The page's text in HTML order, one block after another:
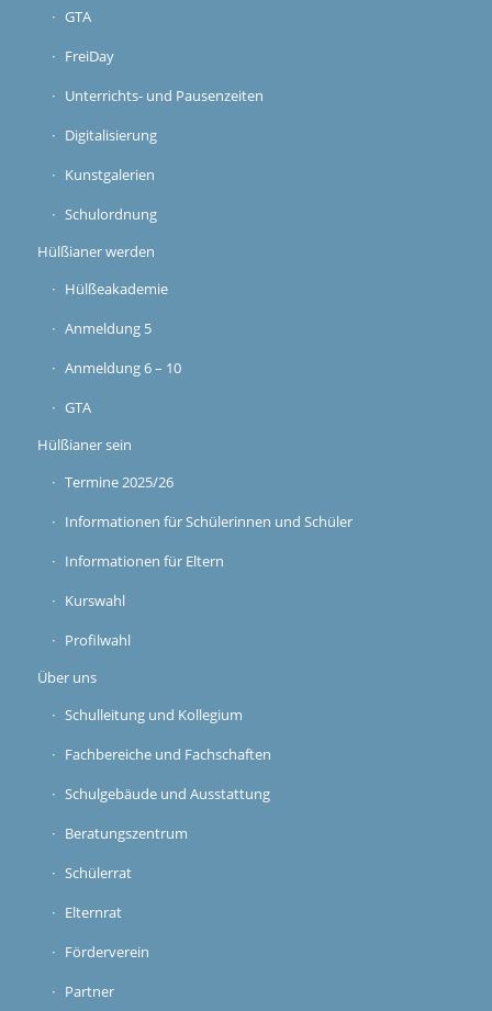
GTA
FreiDay
Unterrichts- und Pausenzeiten
Digitalisierung
Kunstgalerien
Schulordnung
Hülßianer werden
Hülßeakademie
Anmeldung 5
Anmeldung 6 – 10
GTA
Hülßianer sein
Termine 2025/26
Informationen für Schülerinnen und Schüler
Informationen für Eltern
Kurswahl
Profilwahl
Über uns
Schulleitung und Kollegium
Fachbereiche und Fachschaften
Schulgebäude und Ausstattung
Beratungszentrum
Schülerrat
Elternrat
Förderverein
Partner